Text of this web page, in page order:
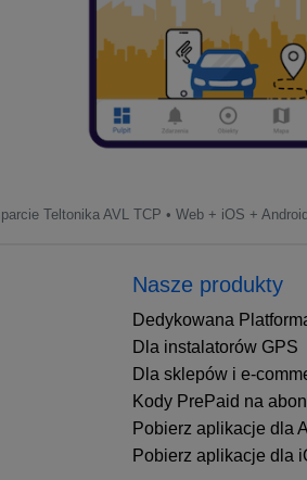
Teltonika AVL TCP • Web + iOS +
Nasze produkty
Dedykowana
Dla instalatorów GPS
Dla sklepów i e-
Kody PrePaid na
Pobierz aplikacje dla
Pobierz aplikacje dla